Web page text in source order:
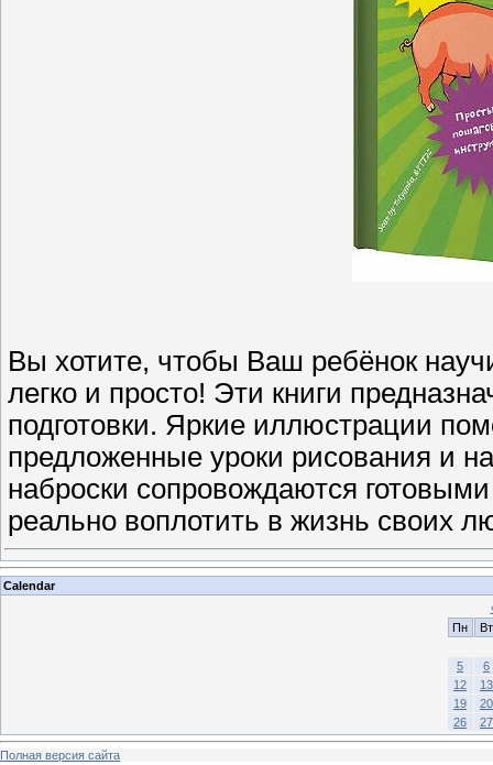
Вы хотите, чтобы Ваш ребёнок
легко и просто! Эти книги
подготовки. Яркие иллюстрации
предложенные уроки рисования и
наброски сопровождаются
реально воплотить в жизнь своих
Calendar
Пн
Вт
5
6
12
13
19
20
26
27
Полная версия сайта